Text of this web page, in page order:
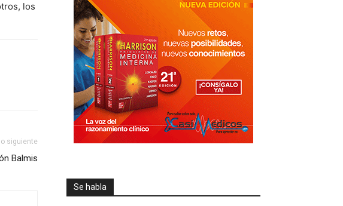
los
siguiente
Balmis
Se habla